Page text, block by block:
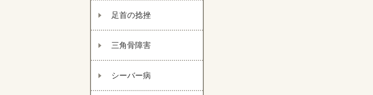
足首の捻挫
三角骨障害
シーバー病